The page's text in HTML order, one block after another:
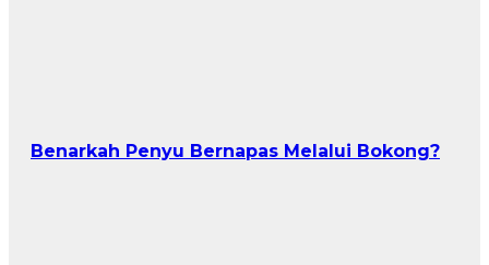
Benarkah Penyu Bernapas Melalui Bokong?